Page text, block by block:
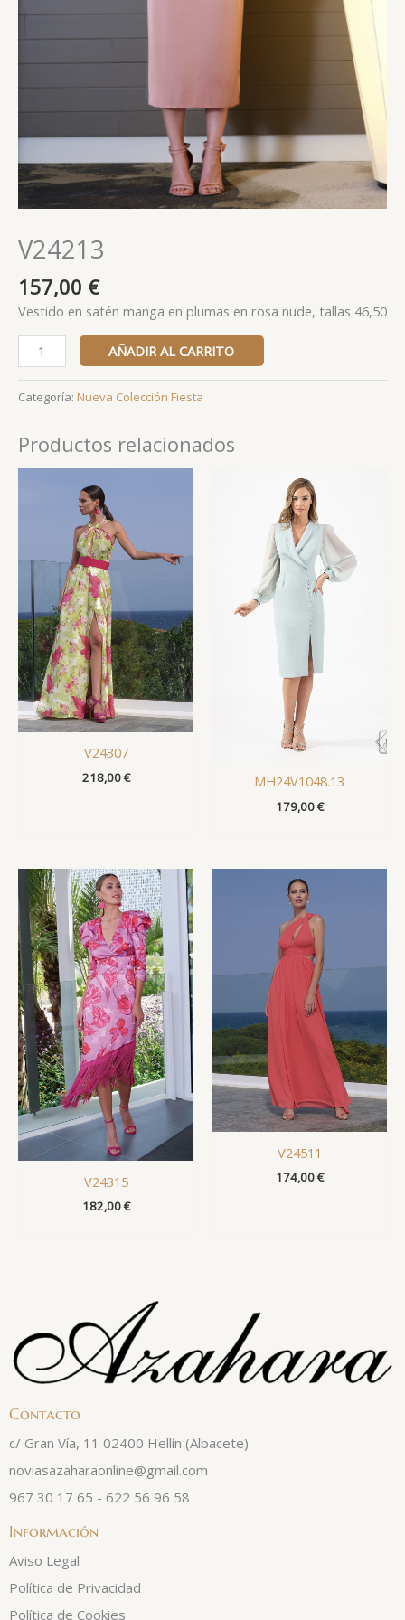
V24213
157,00 €
Vestido en satén manga en plumas en rosa nude, tallas 46,50
AÑADIR AL CARRITO
Categoría: Nueva Colección Fiesta
Productos relacionados
V24307
218,00€ MH24V1048.13
179,00€
V24315
182,00€
V24511
174,00€
Contacto
c/ Gran Vía, 11 02400 Hellín (Albacete)
noviasazaharaonline@gmail.com
967 30 17 65 - 622 56 96 58
Información
Aviso Legal
Política de Privacidad
Política de Cookies